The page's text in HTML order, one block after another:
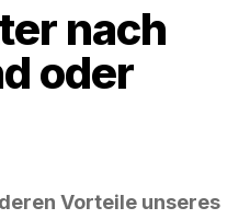
nach
oder
Vorteile unseres